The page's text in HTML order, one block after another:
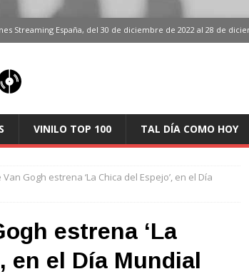
Streaming España, del 30 de diciembre de 2022 al 28 de
Españoles Streaming en España, del 30 de diciembre de 2022 al
Internacionales Streaming en España, del 30 de diciembre de
España, del 30 de diciembre de 2022 al 28 de diciembre de
VINILO TOP 100 TAL DÍA COMO HOY
Gogh estrena ‘La Chica del Espejo’, en el Día
estrena ‘La
en el Día Mundial